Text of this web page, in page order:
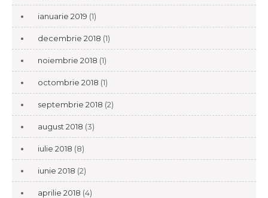
ianuarie 2019 (1)
decembrie 2018 (1)
noiembrie 2018 (1)
octombrie 2018 (1)
septembrie 2018 (2)
august 2018 (3)
iulie 2018 (8)
iunie 2018 (2)
aprilie 2018 (4)